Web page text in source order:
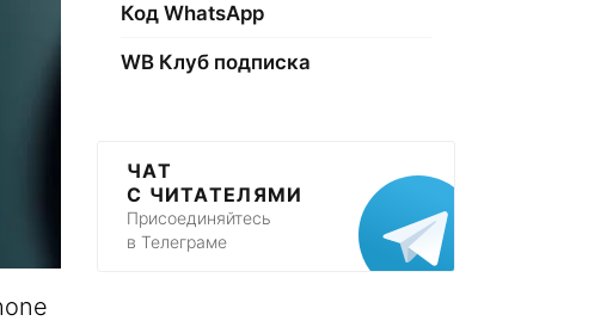
Код WhatsApp
WB Клуб подписка
ЧАТ
С ЧИТАТЕЛЯМИ
Присоединяйтесь
в Телеграме